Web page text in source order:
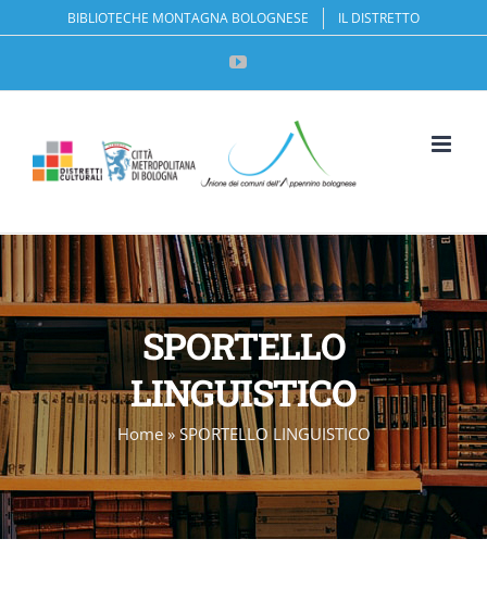
Apri la
contenuto
BIBLIOTECHE MONTAGNA BOLOGNESE IL DISTRETTO
YouTube
SPORTELLO
LINGUISTICO
Home» SPORTELLO LINGUISTICO